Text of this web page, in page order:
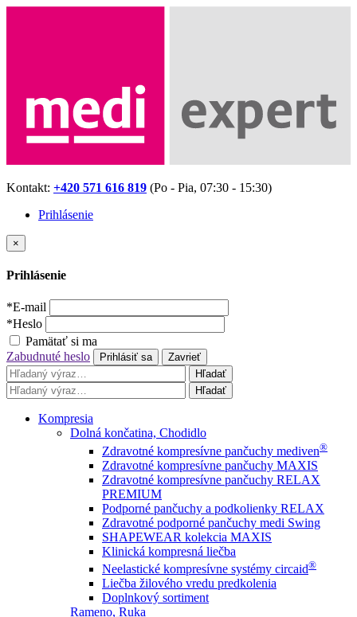
Kontakt: +420 571 616 819 (Po - Pia, 07:30 - 15:30)
Prihlásenie
×
Prihlásenie
*E-mail
*Heslo
Pamätať si ma
Zabudnuté heslo
Prihlásiť sa
Zavrieť
Hľadať
Hľadať
Kompresia
Dolná končatina, Chodidlo
Zdravotné kompresívne pančuchy mediven®
Zdravotné kompresívne pančuchy MAXIS
Zdravotné kompresívne pančuchy RELAX
PREMIUM
Podporné pančuchy a podkolienky RELAX
Zdravotné podporné pančuchy medi Swing
SHAPEWEAR kolekcia MAXIS
Klinická kompresná liečba
Neelastické kompresívne systémy circaid®
Liečba žilového vredu predkolenia
Doplnkový sortiment
Rameno, Ruka